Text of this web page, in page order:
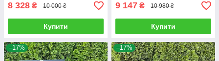
8 328 ₴ 10 000 ₴
Купити
9 147 ₴ 10 980 ₴
Купити
–17% –17%